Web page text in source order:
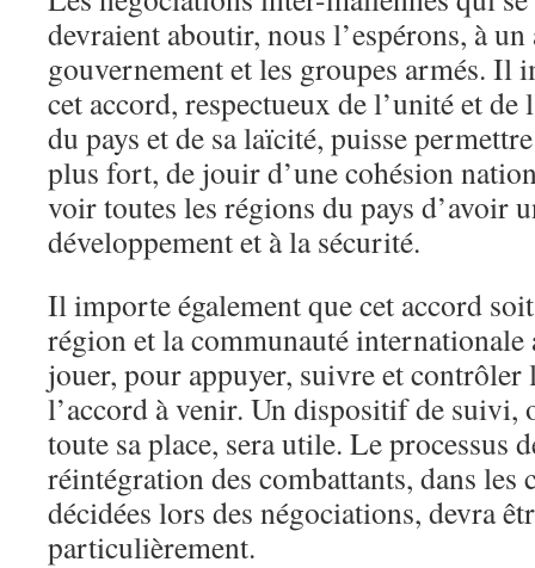
devraient aboutir, nous l’espérons, à
gouvernement et les groupes armés. Il
cet accord, respectueux de l’unité et
du pays et de sa laïcité, puisse
plus fort, de jouir d’une cohésion
voir toutes les régions du pays d’avoir
développement et à la sécurité.
Il importe également que cet accord
région et la communauté
jouer, pour appuyer, suivre et contrôler
l’accord à venir. Un dispositif de suivi,
toute sa place, sera utile. Le processus
réintégration des combattants, dans
décidées lors des négociations, devra
particulièrement.